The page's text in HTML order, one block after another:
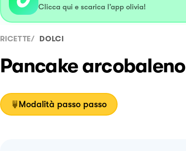
Clicca qui e scarica l’app olivia!
RICETTE/ DOLCI
Pancake arcobaleno
Modalità passo passo